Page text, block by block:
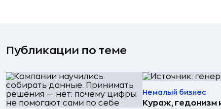
Публикации по теме
Немалый бизнес
Кураж, гедонизм